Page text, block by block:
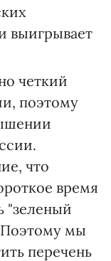
выигрывает
четкий
поэтому
что
время
"зеленый
Поэтому мы
перечень